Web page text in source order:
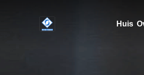
Huis